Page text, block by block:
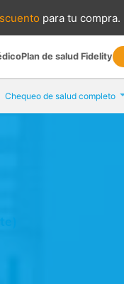
para tu compra.
Plan de salud Fidelity
Chequeo de salud completo